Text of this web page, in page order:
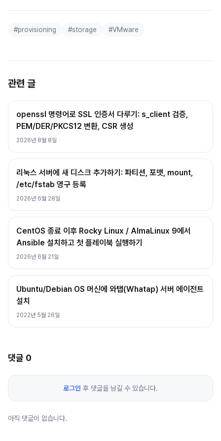
#provisioning #storage #VMware
관련 글
openssl 명령어로 SSL 인증서 다루기: s_client 검증,
PEM/DER/PKCS12 변환, CSR 생성
2026년 8월 8일
리눅스 서버에 새 디스크 추가하기: 파티션, 포맷, mount,
/etc/fstab 영구 등록
2026년 6월 28일
CentOS 종료 이후 Rocky Linux / AlmaLinux 9에서
Ansible 설치하고 첫 플레이북 실행하기
2026년 6월 21일
Ubuntu/Debian OS 머신에 와탭(Whatap) 서버 에이전트
설치
2022년 5월 26일
댓글 0
로그인 후 댓글을 남길 수 있습니다.
아직 댓글이 없습니다.